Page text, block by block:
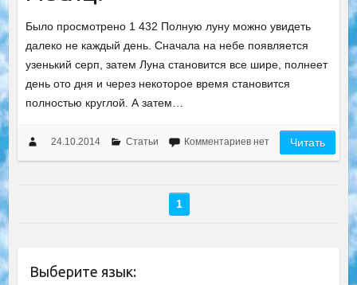
Было просмотрено 1 432 Полную луну можно увидеть
далеко не каждый день. Сначала на небе появляется
узенький серп, затем Луна становится все шире, полнеет
день ото дня и через некоторое время становится
полностью круглой. А затем…
24.10.2014 Статьи Комментариев нет Читать
1
Выберите язык: